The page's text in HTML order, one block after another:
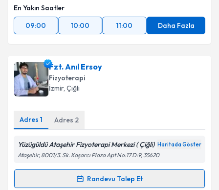
En Yakın Saatler
09:00
10:00 11:00 Daha Fazla
Fzt. Anıl Ersoy
Fizyoterapi
İzmir, Çiğli
Adres 1 Adres 2
Yüzügüldü Ataşehir Fizyoterapi Merkezi ( Çiğli) Haritada Göster
Ataşehir, 8001/3. Sk. Kaşarcı Plaza Apt No:17 D:9, 35620
Randevu Talep Et
Randevu Takvimi Talebi